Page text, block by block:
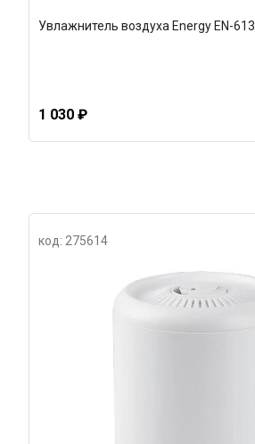
Увлажнитель воздуха Energy EN-613
1 030 ₽
код: 275614